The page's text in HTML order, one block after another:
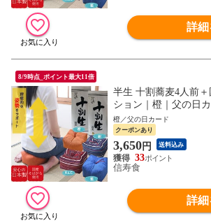
詳細
8/9時点_ポイント最大11倍
半生 十割蕎麦4人前
ション｜橙｜父の日
橙／父の日カード
クーポンあり
3,650円 送料込み
33
信寿食
詳細